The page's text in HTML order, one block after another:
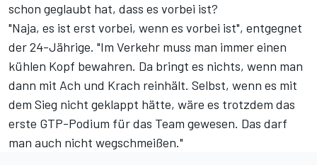
schon geglaubt hat, dass es vorbei ist?
"Naja, es ist erst vorbei, wenn es vorbei ist", entgegnet
der 24-Jährige. "Im Verkehr muss man immer einen
kühlen Kopf bewahren. Da bringt es nichts, wenn man
dann mit Ach und Krach reinhält. Selbst, wenn es mit
dem Sieg nicht geklappt hätte, wäre es trotzdem das
erste GTP-Podium für das Team gewesen. Das darf
man auch nicht wegschmeißen."